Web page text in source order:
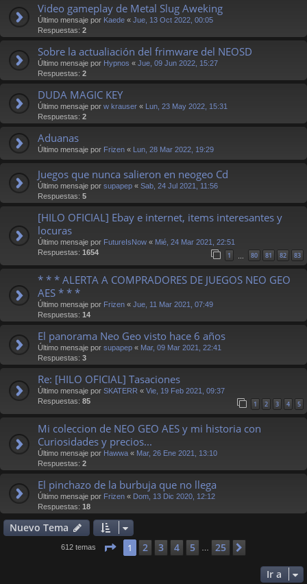
Video gameplay de Metal Slug Aweking
Último mensaje por Kaede « Jue, 13 Oct 2022, 00:05
Respuestas: 2
Sobre la actualiación del frimware del NEOSD
Último mensaje por Hypnos « Jue, 09 Jun 2022, 15:27
Respuestas: 2
DUDA MAGIC KEY
Último mensaje por w krauser « Lun, 23 May 2022, 15:31
Respuestas: 2
Aduanas
Último mensaje por Frizen « Lun, 28 Mar 2022, 19:29
Juegos que nunca salieron en neogeo Cd
Último mensaje por supapep « Sab, 24 Jul 2021, 11:56
Respuestas: 5
[HILO OFICIAL] Ebay e internet, items interesantes y
locuras
Último mensaje por FutureIsNow « Mié, 24 Mar 2021, 22:51
Respuestas: 1654 1 80 81 82 83
* * * ALERTA A COMPRADORES DE JUEGOS NEO GEO
AES * * *
Último mensaje por Frizen « Jue, 11 Mar 2021, 07:49
Respuestas: 14
El panorama Neo Geo visto hace 6 años
Último mensaje por supapep « Mar, 09 Mar 2021, 22:41
Respuestas: 3
Re: [HILO OFICIAL] Tasaciones
Último mensaje por SKATERR « Vie, 19 Feb 2021, 09:37
Respuestas: 85 1 2 3 4 5
Mi coleccion de NEO GEO AES y mi historia con
Curiosidades y precios...
Último mensaje por Hawwa « Mar, 26 Ene 2021, 13:10
Respuestas: 2
El pinchazo de la burbuja que no llega
Último mensaje por Frizen « Dom, 13 Dic 2020, 12:12
Respuestas: 18
Nuevo Tema
612 temas Página de 25
1 2 3 4 5 25
Ir a